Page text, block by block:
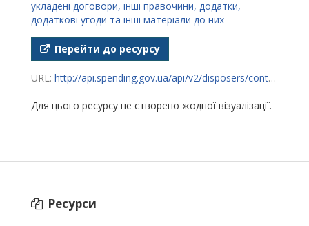
укладені договори, інші правочини, додатки,
додаткові угоди та інші матеріали до них
Перейти до ресурсу
URL: http://api.spending.gov.ua/api/v2/disposers/contracts?disposerId=37472916
Для цього ресурсу не створено жодної візуалізації.
Ресурси